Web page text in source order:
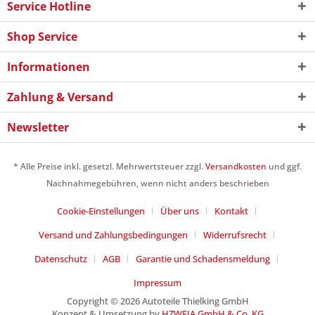
Service Hotline
Shop Service
Informationen
Zahlung & Versand
Newsletter
* Alle Preise inkl. gesetzl. Mehrwertsteuer zzgl.Versandkosten und ggf.
Nachnahmegebühren, wenn nicht anders beschrieben
Cookie-Einstellungen Über uns
Kontakt
Versand und Zahlungsbedingungen
Widerrufsrecht
Datenschutz
AGB
Garantie und Schadensmeldung
Impressum
Copyright © 2026 Autoteile Thielking GmbH